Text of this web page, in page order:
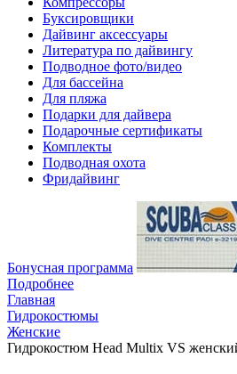
Буксировщики
Дайвинг аксессуары
Литература по дайвингу
Подводное фото/видео
Для бассейна
Для пляжа
Подарки для дайвера
Подарочные сертификаты
Комплекты
Подводная охота
Фридайвинг
Бонусная программа
Подробнее
Главная
Гидрокостюмы
Женские
Гидрокостюм Head Multix VS